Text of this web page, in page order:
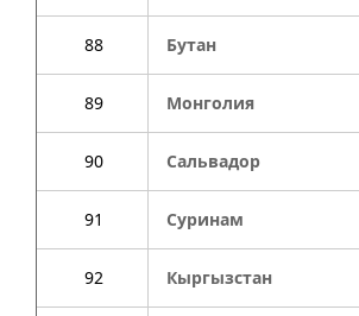
88 Бутан
89 Монголия
90 Сальвадор
91 Суринам
92 Кыргызстан